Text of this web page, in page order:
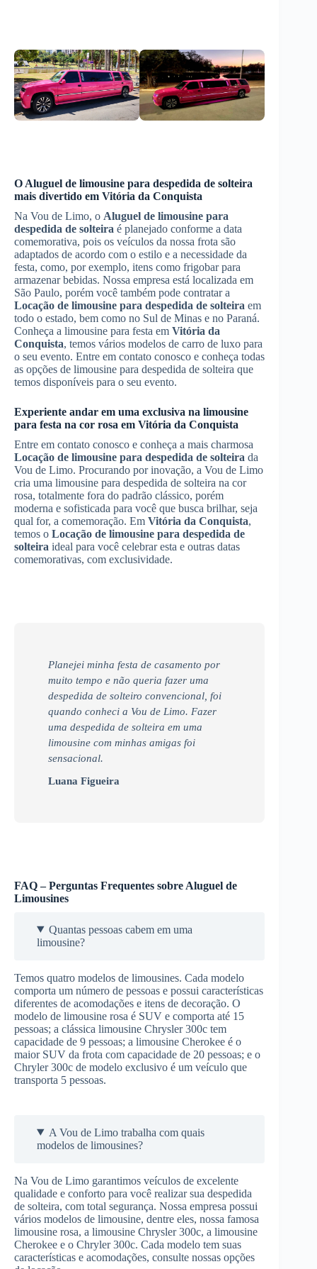
O Aluguel de limousine para despedida de solteira
mais divertido em Vitória da Conquista
Na Vou de Limo, o Aluguel de limousine para
despedida de solteira é planejado conforme a data
comemorativa, pois os veículos da nossa frota são
adaptados de acordo com o estilo e a necessidade da
festa, como, por exemplo, itens como frigobar para
armazenar bebidas. Nossa empresa está localizada em
São Paulo, porém você também pode contratar a
Locação de limousine para despedida de solteira em
todo o estado, bem como no Sul de Minas e no Paraná.
Conheça a limousine para festa em Vitória da
Conquista, temos vários modelos de carro de luxo para
o seu evento. Entre em contato conosco e conheça todas
as opções de limousine para despedida de solteira que
temos disponíveis para o seu evento.
Experiente andar em uma exclusiva na limousine
para festa na cor rosa em Vitória da Conquista
Entre em contato conosco e conheça a mais charmosa
Locação de limousine para despedida de solteira da
Vou de Limo. Procurando por inovação, a Vou de Limo
cria uma limousine para despedida de solteira na cor
rosa, totalmente fora do padrão clássico, porém
moderna e sofisticada para você que busca brilhar, seja
qual for, a comemoração. Em Vitória da Conquista,
temos o Locação de limousine para despedida de
solteira ideal para você celebrar esta e outras datas
comemorativas, com exclusividade.
Planejei minha festa de casamento por
muito tempo e não queria fazer uma
despedida de solteiro convencional, foi
quando conheci a Vou de Limo. Fazer
uma despedida de solteira em uma
limousine com minhas amigas foi
sensacional.
Luana Figueira
FAQ – Perguntas Frequentes sobre Aluguel de
Limousines
Quantas pessoas cabem em uma
limousine?
Temos quatro modelos de limousines. Cada modelo
comporta um número de pessoas e possui características
diferentes de acomodações e itens de decoração. O
modelo de limousine rosa é SUV e comporta até 15
pessoas; a clássica limousine Chrysler 300c tem
capacidade de 9 pessoas; a limousine Cherokee é o
maior SUV da frota com capacidade de 20 pessoas; e o
Chryler 300c de modelo exclusivo é um veículo que
transporta 5 pessoas.
A Vou de Limo trabalha com quais
modelos de limousines?
Na Vou de Limo garantimos veículos de excelente
qualidade e conforto para você realizar sua despedida
de solteira, com total segurança. Nossa empresa possui
vários modelos de limousine, dentre eles, nossa famosa
limousine rosa, a limousine Chrysler 300c, a limousine
Cherokee e o Chryler 300c. Cada modelo tem suas
características e acomodações, consulte nossas opções